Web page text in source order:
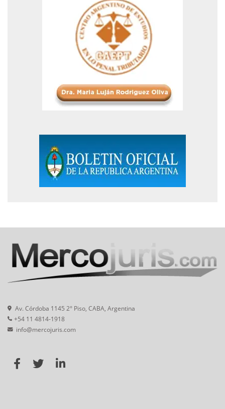
Av. Córdoba 1145 2° Piso, CABA, Argentina
+54 11 4814-1918
info@mercojuris.com